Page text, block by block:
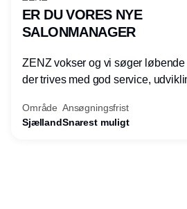
ER DU VORES NYE
SALONMANAGER
ZENZ vokser og vi søger løbende
der trives med god service,
lederkompetencer.
Område
Sjælland
Ansøgningsfrist
Snarest muligt